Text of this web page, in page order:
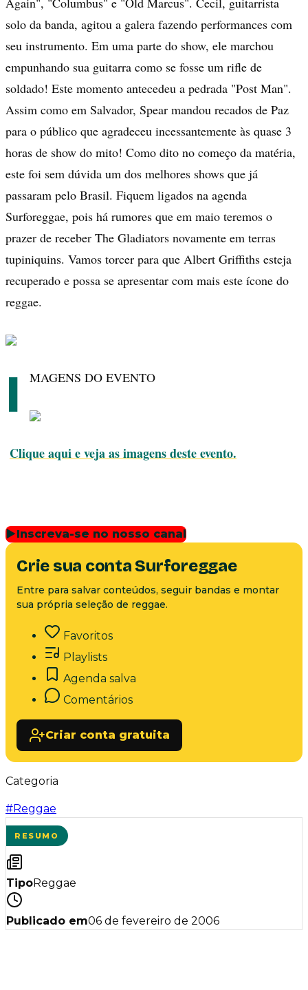
solo da banda, agitou a galera fazendo performances com
seu instrumento. Em uma parte do show, ele marchou
empunhando sua guitarra como se fosse um rifle de
soldado! Este momento antecedeu a pedrada "Post Man".
Assim como em Salvador, Spear mandou recados de Paz
para o público que agradeceu incessantemente às quase 3
horas de show do mito! Como dito no começo da matéria,
este foi sem dúvida um dos melhores shows que já
passaram pelo Brasil. Fiquem ligados na agenda
Surforeggae, pois há rumores que em maio teremos o
prazer de receber The Gladiators novamente em terras
tupiniquins. Vamos torcer para que Albert Griffiths esteja
recuperado e possa se apresentar com mais este ícone do
reggae.
I MAGENS DO EVENTO
Clique aqui e veja as imagens deste evento.
▶Inscreva-se no nosso canal
Crie sua conta Surforeggae
Entre para salvar conteúdos, seguir bandas e montar
sua própria seleção de reggae.
Favoritos
Playlists
Agenda salva
Comentários
Criar conta gratuita
Categoria
#Reggae
RESUMO
TipoReggae
Publicado em06 de fevereiro de 2006